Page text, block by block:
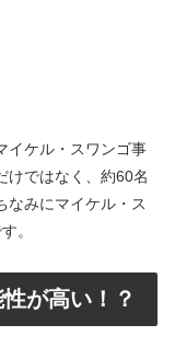
イケル・スワンゴ事
けではなく、約60名
なみにマイケル・ス
。
が高い！？